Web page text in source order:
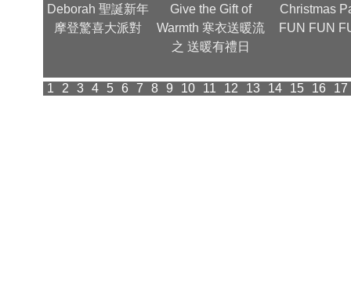
Deborah 聖誕新年
摩登驚喜大派對
Give the Gift of
Warmth 寒衣送暖流
之 送暖有禮日
Christmas
FUN FUN
1 2 3 4 5 6 7 8 9 10 11 12 13 14 15 16 17